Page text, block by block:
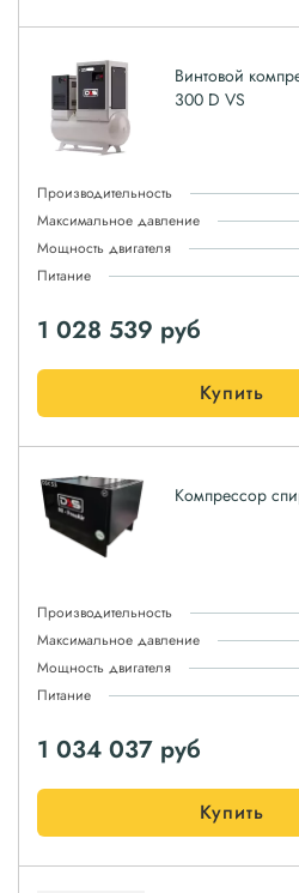
Винтовой
300 D VS
Производительность
Максимальное давление
Мощность двигателя
Питание
1 028 539 руб
Купить
Компрессор
Производительность
Максимальное давление
Мощность двигателя
Питание
1 034 037 руб
Купить